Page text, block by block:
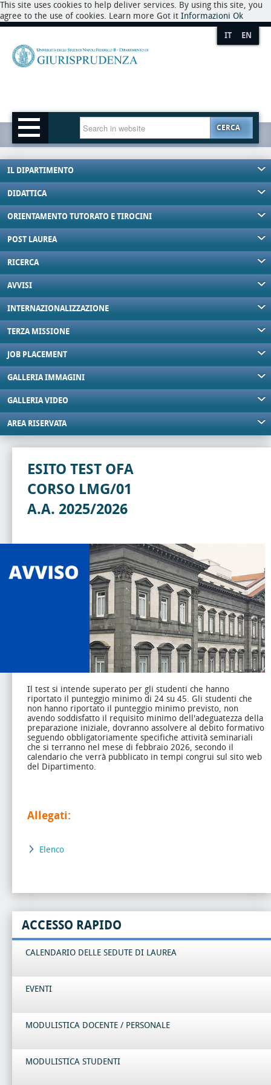
This site uses cookies to help deliver services. By using this site, you
agree to the use of cookies. Learn more Got it Informazioni Ok
IT EN
CERCA
IL DIPARTIMENTO
DIDATTICA
ORIENTAMENTO TUTORATO E TIROCINI
POST LAUREA
RICERCA
AVVISI
INTERNAZIONALIZZAZIONE
TERZA MISSIONE
JOB PLACEMENT
GALLERIA IMMAGINI
GALLERIA VIDEO
AREA RISERVATA
ESITO TEST OFA
CORSO LMG/01
A.A. 2025/2026
Il test si intende superato per gli studenti che hanno
riportato il punteggio minimo di 24 su 45. Gli studenti che
non hanno riportato il punteggio minimo previsto, non
avendo soddisfatto il requisito minimo dell'adeguatezza della
preparazione iniziale, dovranno assolvere al debito formativo
seguendo obbligatoriamente specifiche attività seminariali
che si terranno nel mese di febbraio 2026, secondo il
calendario che verrà pubblicato in tempi congrui sul sito web
del Dipartimento.
Allegati:
Elenco
ACCESSO RAPIDO
CALENDARIO DELLE SEDUTE DI LAUREA
EVENTI
MODULISTICA DOCENTE / PERSONALE
MODULISTICA STUDENTI